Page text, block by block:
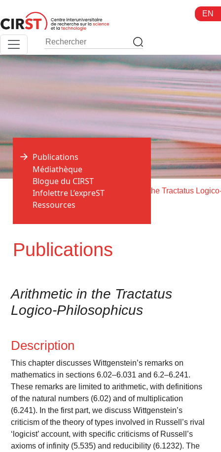
au
contenu
EN
Accueil > Publications >
Publications
Publications
Médiathèque
Blogue du CIRST
Infolettre L’expreST
Ressources
Arithmetic in the Tractatus
Logico-Philosophicus
Description
This chapter discusses Wittgenstein’s remarks on
mathematics in sections 6.02–6.031 and 6.2–6.241.
These remarks are limited to arithmetic, with definitions
of the natural numbers (6.02) and of multiplication
(6.241). In the first part, we discuss Wittgenstein’s
criticism of the theory of types involved in Russell’s rival
‘logicist’ account, with specific criticisms of Russell’s
axioms of infinity (5.535) and reducibility (6.1232). The